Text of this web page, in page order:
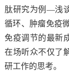
肽研究为例—浅
循环、肿瘤免疫
免疫调节的最新
在场听众不仅了
研工作的思考。